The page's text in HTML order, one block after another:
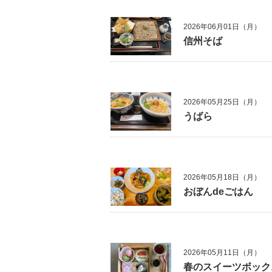
2026年06月01日（月）
信州そば
2026年05月25日（月）
うばら
2026年05月18日（月）
おぼんdeごはん
2026年05月11日（月）
春のスイーツボッ